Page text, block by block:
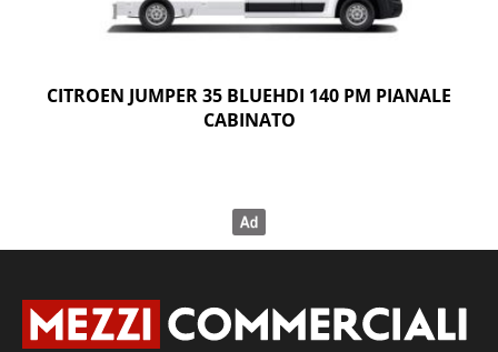
CITROEN JUMPER 35 BLUEHDI 140 PM PIANALE
CABINATO